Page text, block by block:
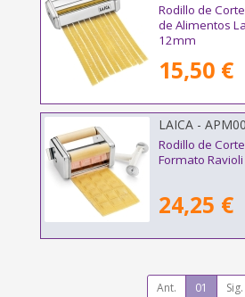
Rodillo de
de Alimentos
12mm
15,50 €
LAICA -
Rodillo de
Formato Ravioli
24,25 €
Ant. 01 Sig.